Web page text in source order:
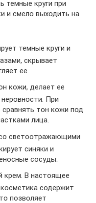
темные круги при
и смело выходить на
темные круги и
скрывает
ее.
кожи, делает ее
При
тон кожи под
лица.
светоотражающими
синяки и
сосуды.
В настоящее
содержит
позволяет